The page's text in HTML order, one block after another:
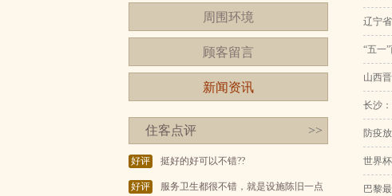
周围环境
顾客留言
新闻资讯
住客点评 >>
好评 挺好的好可以不错??
好评 服务卫生都很不错，就是设施陈旧一点
辽宁
“五一
山西
长沙
防疫
世界
巴黎